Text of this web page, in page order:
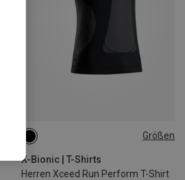
Größen
X-Bionic | T-Shirts
Herren Xceed Run Perform T-Shirt
M